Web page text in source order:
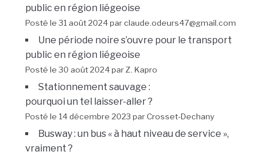
public en région liégeoise
Posté le 31 août 2024 par claude.odeurs47@gmail.com
Une période noire s’ouvre pour le transport
public en région liégeoise
Posté le 30 août 2024 par Z. Kapro
Stationnement sauvage :
pourquoi un tel laisser-aller ?
Posté le 14 décembre 2023 par Crosset-Dechany
Busway : un bus « à haut niveau de service »,
vraiment ?